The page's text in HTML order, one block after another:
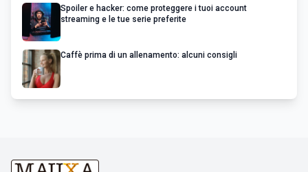
Spoiler e hacker: come proteggere i tuoi account
streaming e le tue serie preferite
Caffè prima di un allenamento: alcuni consigli